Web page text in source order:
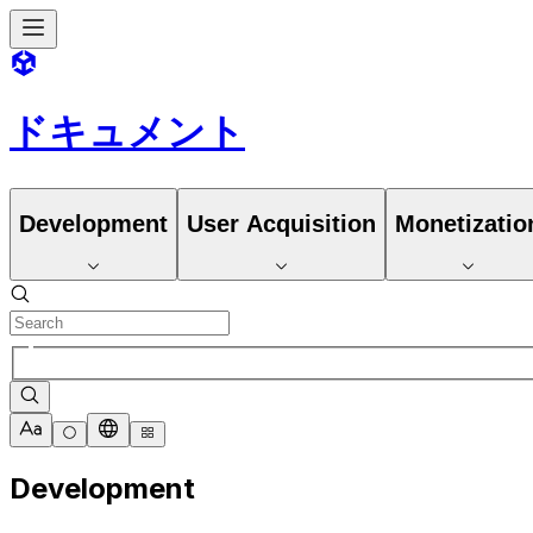
ドキュメント
Development User Acquisition
Development